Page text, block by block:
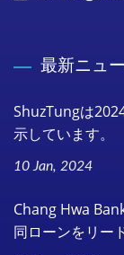
最新ニュ
ShuzTungは
示しています。
10 Jan, 2024
Chang Hwa
同ローンをリー